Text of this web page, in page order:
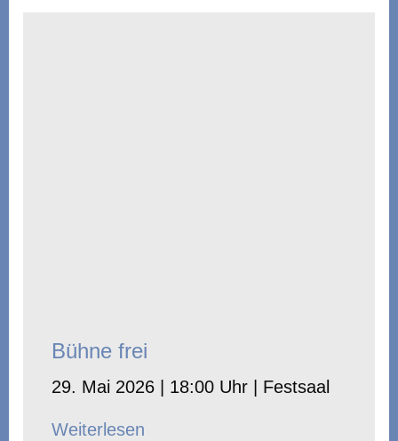
Bühne frei
29. Mai 2026 | 18:00 Uhr | Festsaal
Weiterlesen